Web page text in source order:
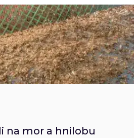
na mor a hnilobu